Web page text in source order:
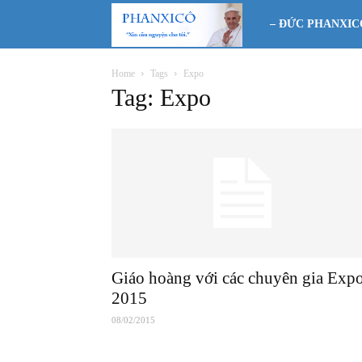
Phanxicô
– ĐỨC
Home Tags Expo
Tag: Expo
Giáo hoàng với các chuyên gia
2015
08/02/2015